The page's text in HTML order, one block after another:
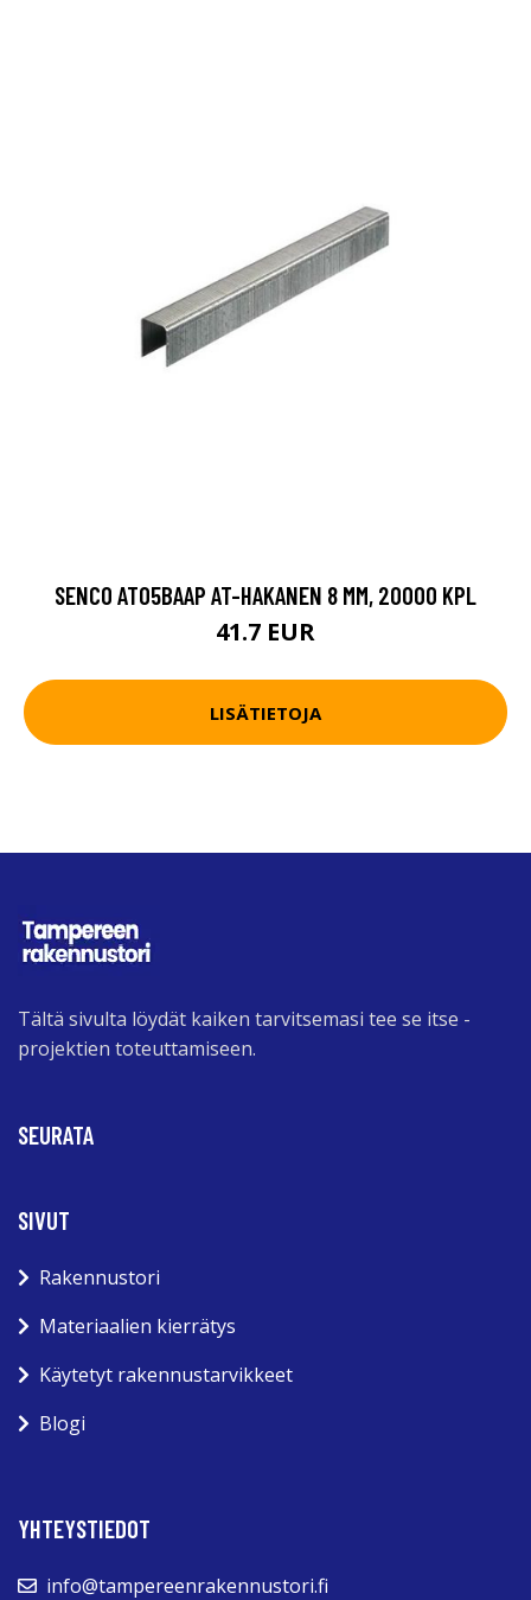
SENCO AT05BAAP AT-HAKANEN 8 MM, 20000 KPL
41.7 EUR
LISÄTIETOJA
Tältä sivulta löydät kaiken tarvitsemasi tee se itse -
projektien toteuttamiseen.
SEURATA
SIVUT
Rakennustori
Materiaalien kierrätys
Käytetyt rakennustarvikkeet
Blogi
YHTEYSTIEDOT
info@tampereenrakennustori.fi